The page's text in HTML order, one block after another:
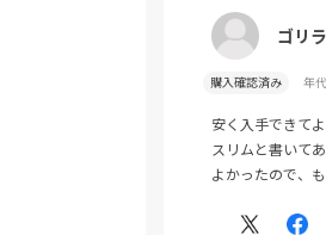
ゴリ
購入確認済み 年
安く入手できてよ
スリムと書いて
よかったので、